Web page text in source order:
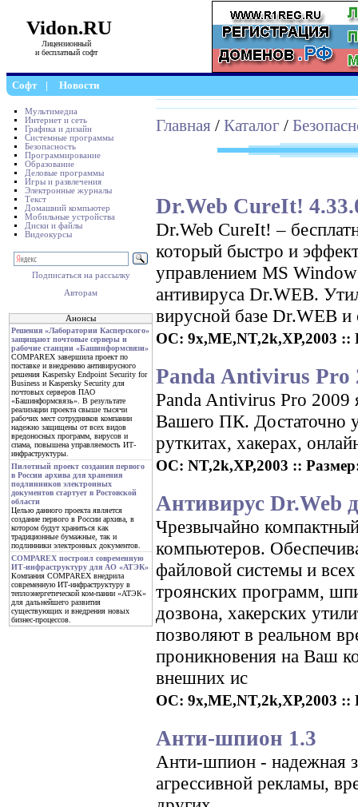
Vidon.RU
Лицензионный
и бесплатный софт
Софт | Новости
Мультимедиа
Интернет и сеть
Графика и дизайн
Системные программы
Безопасность
Программирование
Образование
Деловые программы
Игры и развлечения
Электронные журналы
Текст
Домашний компьютер
Мобильные устройства
Диски и файлы
Видеокурсы
Подписаться на рассылку
Авторам
Анонсы
Решения «Лаборатории Касперского»
защищают почтовые серверы и
рабочие станции «Башинформсвязи»
COMPAREX завершила проект по
поставке и внедрению антивирусного
решения Kaspersky Endpoint Security for
Business и Kaspersky Security для
почтовых серверов ПАО
«Башинформсвязь». В результате
реализации проекта свыше тысячи
рабочих мест сотрудников компании
надежно защищены от всех видов
вредоносных программ, вирусов и
спама, повышена управляемость ИТ-
инфраструктуры.
Пилотный проект создания первого
в России архива для хранения
подлинников электронных
документов стартует в Ростовской
области
Целью данного проекта является
создание первого в России архива, в
котором будут храниться как
традиционные бумажные, так и
подлинники электронных документов.
COMPAREX построил современную
ИТ-инфраструктуру для АО «АТЭК»
Компания COMPAREX внедрила
современную ИТ-инфраструктуру в
теплоэнергетической ком-пании «АТЭК»
для дальнейшего развития
существующих и внедрения новых
бизнес-процессов.
Главная / Каталог /
Dr.Web CureIt!
Dr.Web CureIt! –
который быстро и
управлением MS
антивируса Dr.WEB.
вирусной базе Dr.WEB и
ОС: 9x,ME,NT,2k,XP,2003 ::
Panda Antivirus Pro
Panda Antivirus Pro 2009
Вашего ПК. Достаточно
руткитах, хакерах,
ОС: NT,2k,XP,2003 ::
Антивирус Dr.Web
Чрезвычайно
компьютеров.
файловой системы и
троянских программ,
дозвона, хакерских
позволяют в реальном
проникновения на Ваш
внешних ис
ОС: 9x,ME,NT,2k,XP,2003 ::
Анти-шпион 1.3
Анти-шпион - надежная
агрессивной рекламы,